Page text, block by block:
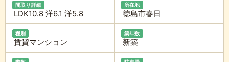
間取り詳細
LDK10.8 洋6.1 洋5.8
所在地
徳島市春日
種別
賃貸マンション
築年数
新築